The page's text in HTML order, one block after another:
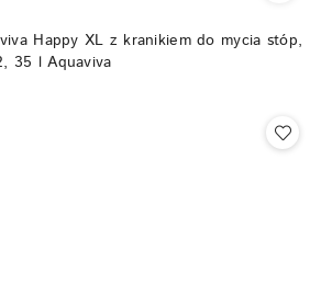
Happy XL z kranikiem do mycia stóp,
35 l Aquaviva